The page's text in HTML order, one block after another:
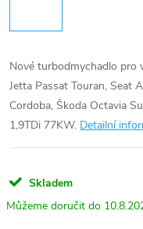
Nové turbodmychadlo pro
Jetta Passat Touran, Seat
Cordoba, Škoda Octavia
1,9TDi 77KW. Detailní
Skladem